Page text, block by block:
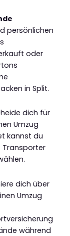
persönlichen
oder
in Split.
dich für
Umzug
kannst du
Transporter
dich über
Umzug
während